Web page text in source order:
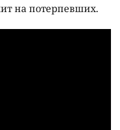
на потерпевших.